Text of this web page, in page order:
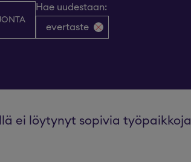
Hae uudestaan:
evertaste
ei löytynyt sopivia työpaikkoja